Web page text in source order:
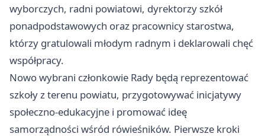
wyborczych, radni powiatowi, dyrektorzy szkół
ponadpodstawowych oraz pracownicy starostwa,
którzy gratulowali młodym radnym i deklarowali chęć
współpracy.
Nowo wybrani członkowie Rady będą reprezentować
szkoły z terenu powiatu, przygotowywać inicjatywy
społeczno-edukacyjne i promować ideę
samorządności wśród rówieśników. Pierwsze kroki